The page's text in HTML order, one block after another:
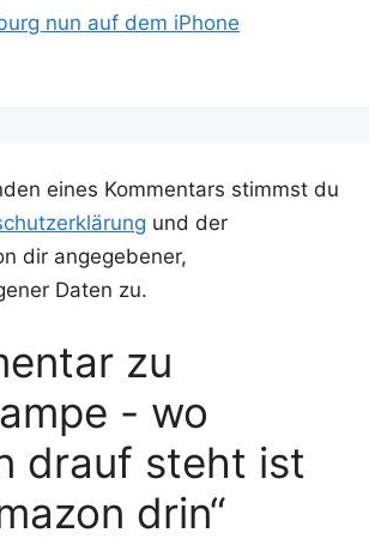
nun auf dem iPhone
eines Kommentars stimmst du
und der
dir angegebener,
Daten zu.
zu
- wo
drauf steht ist
drin“